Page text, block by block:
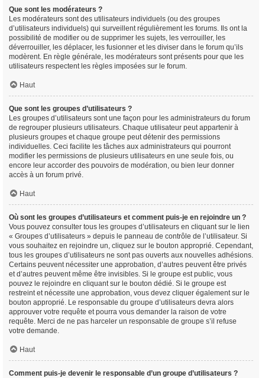
Que sont les modérateurs ?
Les modérateurs sont des utilisateurs individuels (ou des groupes
d’utilisateurs individuels) qui surveillent régulièrement les forums. Ils ont la
possibilité de modifier ou de supprimer les sujets, les verrouiller, les
déverrouiller, les déplacer, les fusionner et les diviser dans le forum qu’ils
modèrent. En règle générale, les modérateurs sont présents pour que les
utilisateurs respectent les règles imposées sur le forum.
Haut
Que sont les groupes d’utilisateurs ?
Les groupes d’utilisateurs sont une façon pour les administrateurs du forum
de regrouper plusieurs utilisateurs. Chaque utilisateur peut appartenir à
plusieurs groupes et chaque groupe peut détenir des permissions
individuelles. Ceci facilite les tâches aux administrateurs qui pourront
modifier les permissions de plusieurs utilisateurs en une seule fois, ou
encore leur accorder des pouvoirs de modération, ou bien leur donner
accès à un forum privé.
Haut
Où sont les groupes d’utilisateurs et comment puis-je en rejoindre un ?
Vous pouvez consulter tous les groupes d’utilisateurs en cliquant sur le lien
« Groupes d’utilisateurs » depuis le panneau de contrôle de l’utilisateur. Si
vous souhaitez en rejoindre un, cliquez sur le bouton approprié. Cependant,
tous les groupes d’utilisateurs ne sont pas ouverts aux nouvelles adhésions.
Certains peuvent nécessiter une approbation, d’autres peuvent être privés
et d’autres peuvent même être invisibles. Si le groupe est public, vous
pouvez le rejoindre en cliquant sur le bouton dédié. Si le groupe est
restreint et nécessite une approbation, vous devez cliquer également sur le
bouton approprié. Le responsable du groupe d’utilisateurs devra alors
approuver votre requête et pourra vous demander la raison de votre
requête. Merci de ne pas harceler un responsable de groupe s’il refuse
votre demande.
Haut
Comment puis-je devenir le responsable d’un groupe d’utilisateurs ?